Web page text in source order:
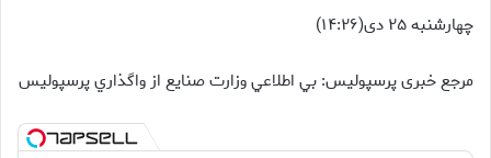
چهارشنبه ۲۵ دی(۱۴:۲۶)
مرجع خبری پرسپولیس: بي اطلاعي وزارت صنايع از واگذاري پرسپوليس